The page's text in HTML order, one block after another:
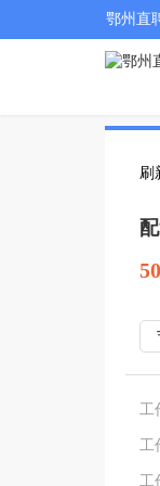
鄂州直
刷
工
工
工